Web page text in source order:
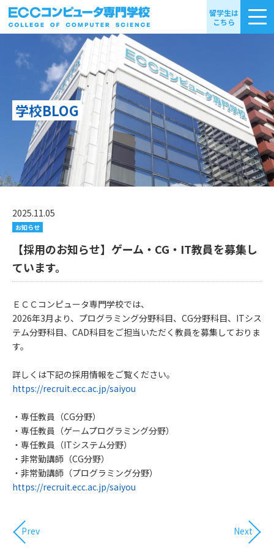
留学生は
こちら
学校BLOG
2025.11.05
お知らせ
【採用のお知らせ】ゲーム・CG・IT教員を募集し
ています。
ＥＣＣコンピュータ専門学校では、
2026年3月より、プログラミング分野科目、CG分野科目、ITシス
テム分野科目、CAD科目をご担当いただく教員を募集しておりま
す。
詳しくは下記の採用情報をご覧ください。
https://recruit.ecc.ac.jp/saiyou
・専任教員（CG分野）
・専任教員（ゲームプログラミング分野）
・専任教員（ITシステム分野）
・非常勤講師（CG分野）
・非常勤講師（プログラミング分野）
https://recruit.ecc.ac.jp/saiyou
Prev Next